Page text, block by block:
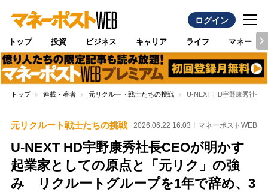
ログイン
トップ 投資 ビジネス キャリア ライフ マネー
トップ 連載・著者 元リクルート戦士たちの挑戦 U-NEXT HD宇野康秀社長
元リクルート戦士たちの挑戦 2026.06.22 16:03 マネーポストWEB
U-NEXT HD宇野康秀社長CEOが明かす
起業家としての原点と「元リク」の強
み リクルートグループを1年で辞め、3